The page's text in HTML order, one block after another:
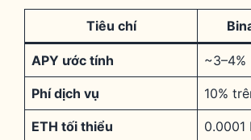
Tiêu chí
APY ước tính ~3–4%
Phí dịch vụ 10%
ETH tối thiểu 0.0001